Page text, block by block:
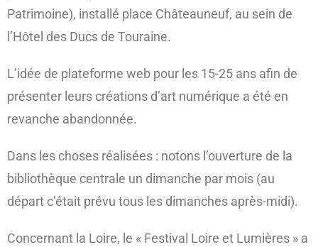
Patrimoine), installé place Châteauneuf, au sein de
l’Hôtel des Ducs de Touraine.
L’idée de plateforme web pour les 15-25 ans afin de
présenter leurs créations d’art numérique a été en
revanche abandonnée.
Dans les choses réalisées : notons l’ouverture de la
bibliothèque centrale un dimanche par mois (au
départ c’était prévu tous les dimanches après-midi).
Concernant la Loire, le « Festival Loire et Lumières » a